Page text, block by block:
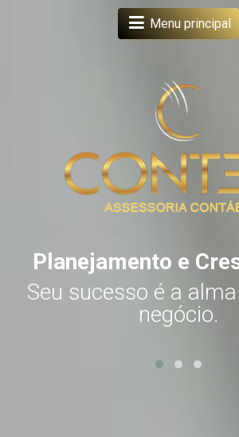
Menu principal
Planejamento e
Seu sucesso é a
negócio.